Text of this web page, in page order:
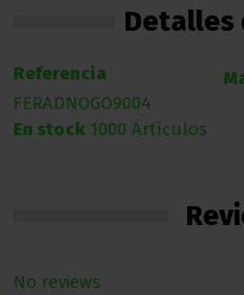
Detalles
Referencia
FERADNOGO9004
En stock 1000 Artículos
No reviews